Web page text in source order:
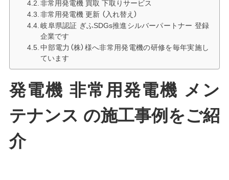
非常用発電機 買取 下取りサービス
非常用発電機 更新 （入れ替え）
岐阜県認証 ぎふSDGs推進シルバーパートナー 登録
企業です
中部電力（株）様へ非常用発電機の研修を毎年実施し
ています
発電機 非常用発電機 メン
テナンス の施工事例をご紹
介